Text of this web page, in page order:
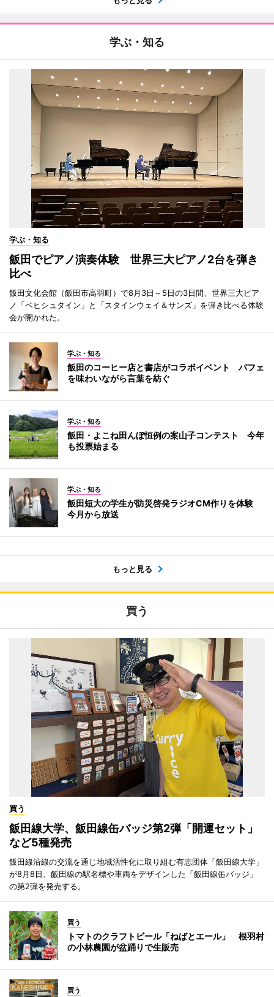
学ぶ・知る
学ぶ・知る
飯田でピアノ演奏体験 世界三大ピアノ2台を弾き
比べ
飯田文化会館（飯田市高羽町）で8月3日～5日の3日間、世界三大ピア
ノ「ベヒシュタイン」と「スタインウェイ＆サンズ」を弾き比べる体験
会が開かれた。
学ぶ・知る
飯田のコーヒー店と書店がコラボイベント パフェ
を味わいながら言葉を紡ぐ
学ぶ・知る
飯田・よこね田んぼ恒例の案山子コンテスト 今年
も投票始まる
学ぶ・知る
飯田短大の学生が防災啓発ラジオCM作りを体験
今月から放送
もっと見る
買う
買う
飯田線大学、飯田線缶バッジ第2弾「開運セット」
など5種発売
飯田線沿線の交流を通じ地域活性化に取り組む有志団体「飯田線大学」
が8月8日、飯田線の駅名標や車両をデザインした「飯田線缶バッジ」
の第2弾を発売する。
買う
トマトのクラフトビール「ねばとエール」 根羽村
の小林農園が盆踊りで生販売
買う